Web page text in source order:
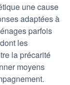
une cause
adaptées à
parfois
les
la précarité
moyens